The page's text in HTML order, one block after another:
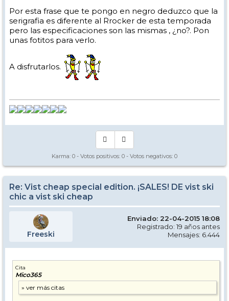
Y no puedo decir más. Hubiese preferido un acabado "liso" pero esto
es lo que hay, y es en parte lo que ha llevado a la confusión en mi
caso.
Por esta frase que te pongo en negro deduzco que la
serigrafia es diferente al Rrocker de esta temporada
pero las especificaciones son las mismas , ¿no?. Pon
unas fotitos para verlo.
A disfrutarlos.
Karma: 0 - Votos positivos: 0 - Votos negativos: 0
Re: Vist cheap special edition. ¡SALES! DE vist ski
chic a vist ski cheap
Freeski
Enviado: 22-04-2015 18:08
Registrado: 19 años antes
Mensajes: 6.444
Cita
Mico365